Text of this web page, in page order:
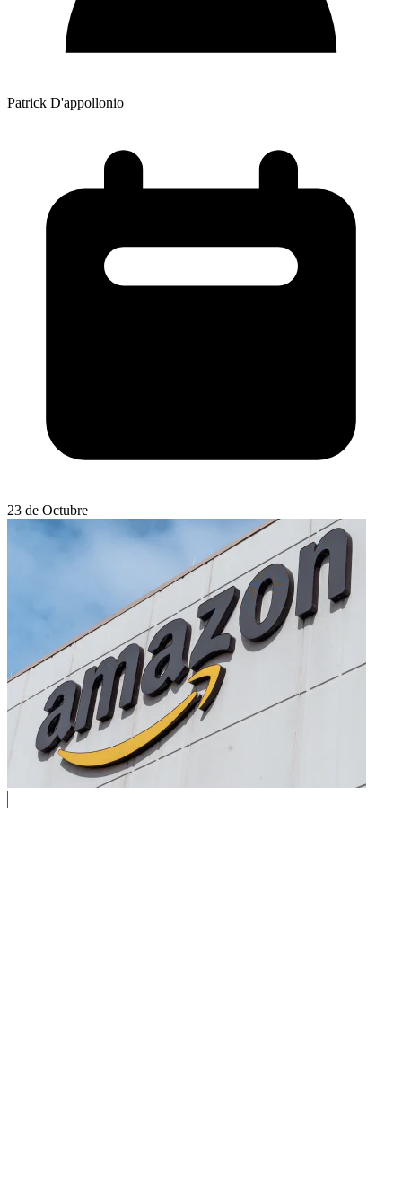
Patrick D'appollonio
23 de Octubre